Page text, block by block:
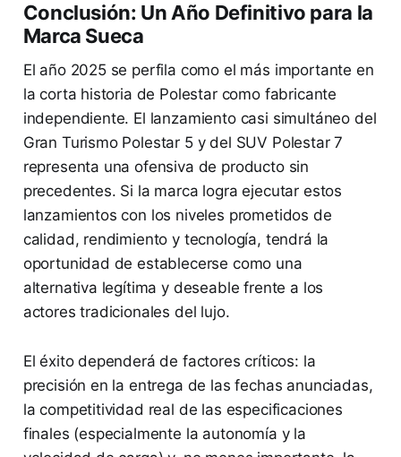
Conclusión: Un Año Definitivo para la
Marca Sueca
El año 2025 se perfila como el más importante en
la corta historia de Polestar como fabricante
independiente. El lanzamiento casi simultáneo del
Gran Turismo Polestar 5 y del SUV Polestar 7
representa una ofensiva de producto sin
precedentes. Si la marca logra ejecutar estos
lanzamientos con los niveles prometidos de
calidad, rendimiento y tecnología, tendrá la
oportunidad de establecerse como una
alternativa legítima y deseable frente a los
actores tradicionales del lujo.
El éxito dependerá de factores críticos: la
precisión en la entrega de las fechas anunciadas,
la competitividad real de las especificaciones
finales (especialmente la autonomía y la